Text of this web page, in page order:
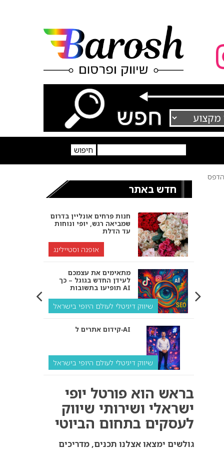
הדפס
חדש באתר
חנות פרחים אונליין בדרום
שמביאה רגש, יופי ונוחות
עד הדלת
אופנה וסטיילינג
מתאימים את עצמכם
לעידן החדש בגוגל – כך
תופיעו בתשובות AI
שיווק דיגיטלי לעולם היופי בישראל
קידום אתרים ל‑AI
שיווק דיגיטלי לעולם היופי בישראל
ולמה העסק שלך צריך
שיווק דיגיטלי לעסקים
קידום ל‑AI לעומת קידום
בראש הוא פורטל יופי
ישראלי ושירותי שיווק
לעסקים בתחום הביוטי
גולשים ימצאו אצלנו תכנים, מדריכים